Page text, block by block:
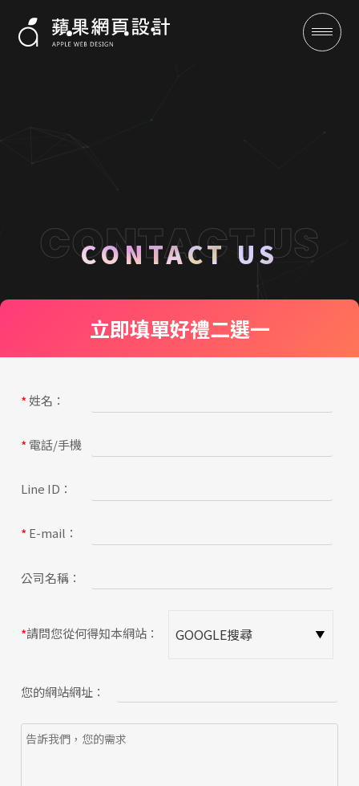
聯絡我們 CONTACT US
行銷專欄
CONTACT US
立即填單好禮二選一
*姓名：
*電話/手機
Line ID：
*E-mail：
公司名稱：
*請問您從何得知本網站：
您的網站網址：